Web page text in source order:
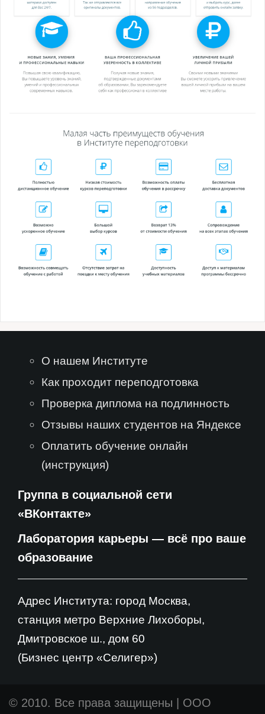
О нашем Институте
Как проходит переподготовка
Проверка диплома на подлинность
Отзывы наших студентов на Яндексе
Оплатить обучение онлайн
(инструкция)
Группа в социальной сети
«ВКонтакте»
Лаборатория карьеры — всё про ваше
образование
Адрес Института: город Москва,
станция метро Верхние Лихоборы,
Дмитровское ш., дом 60
(Бизнес центр «Селигер»)
© 2010. Все права защищены
ООО